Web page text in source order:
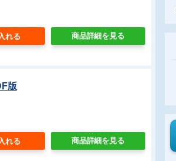
商品詳細を見る
版
商品詳細を見る